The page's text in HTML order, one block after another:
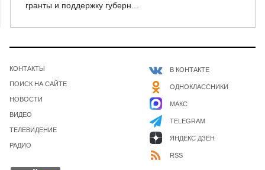
гранты и поддержку губерн...
КОНТАКТЫ
ПОИСК НА САЙТЕ
НОВОСТИ
ВИДЕО
ТЕЛЕВИДЕНИЕ
РАДИО
В КОНТАКТЕ
ОДНОКЛАССНИКИ
МАКС
TELEGRAM
ЯНДЕКС ДЗЕН
RSS